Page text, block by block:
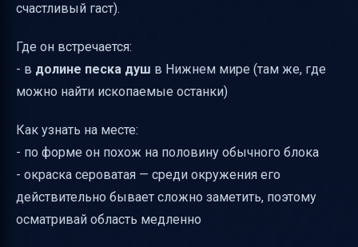
счастливый гаст).
Где он встречается:
- в долине песка душ в Нижнем мире (там же, где
можно найти ископаемые останки)
Как узнать на месте:
- по форме он похож на половину обычного блока
- окраска сероватая — среди окружения его
действительно бывает сложно заметить, поэтому
осматривай область медленно